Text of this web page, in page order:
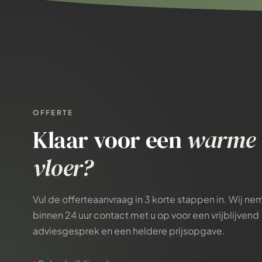
OFFERTE
Klaar voor eenwarme
vloer?
Vul de offerteaanvraag in 3 korte stappen in. Wij
binnen 24 uur contact met u op voor een vrijblijvend
adviesgesprek en een heldere prijsopgave.